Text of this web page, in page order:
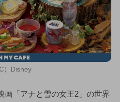
C）Disney
画「アナと雪の女王2」の世界